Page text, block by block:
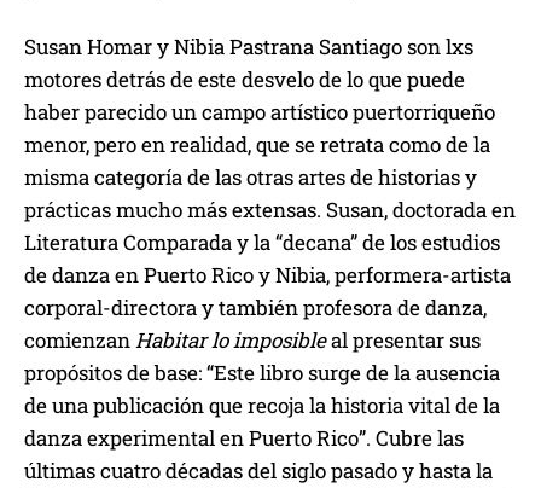
Susan Homar y Nibia Pastrana Santiago son lxs
motores detrás de este desvelo de lo que puede
haber parecido un campo artístico puertorriqueño
menor, pero en realidad, que se retrata como de la
misma categoría de las otras artes de historias y
prácticas mucho más extensas. Susan, doctorada en
Literatura Comparada y la “decana” de los estudios
de danza en Puerto Rico y Nibia, performera-artista
corporal-directora y también profesora de danza,
comienzanHabitar lo imposibleal presentar sus
propósitos de base: “Este libro surge de la ausencia
de una publicación que recoja la historia vital de la
danza experimental en Puerto Rico”. Cubre las
últimas cuatro décadas del siglo pasado y hasta la